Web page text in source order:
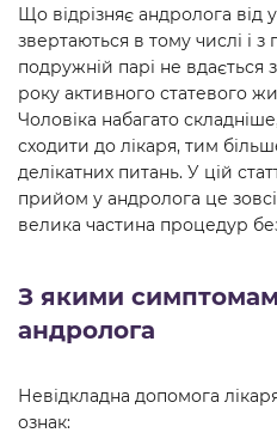
Що відрізняє андролога
звертаються в тому числі і з
подружній парі не вдається
року активного статевого
Чоловіка набагато
сходити до лікаря, тим
делікатних питань. У цій
прийом у андролога це
велика частина процедур
З якими
андролога
Невідкладна допомога
ознак: